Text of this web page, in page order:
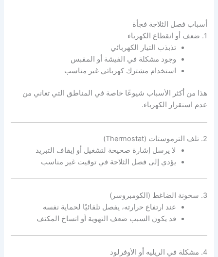
أسباب فصل الثلاجة فجأة
1. ضعف أو انقطاع الكهرباء
تذبذب التيار الكهربائي
وجود مشكلة في الفيشة أو المقبس
استخدام مشترك كهربائي غير مناسب
هذا من أكثر الأسباب شيوعًا خاصة في المناطق التي تعاني من
عدم استقرار الكهرباء.
2. تلف الثرموستات (Thermostat)
لا يرسل إشارة صحيحة لتشغيل أو إيقاف التبريد
يؤدي إلى فصل الثلاجة في توقيت غير مناسب
3. سخونة الضاغط (الكومبروسر)
عند ارتفاع حرارته، يفصل تلقائيًا لحماية نفسه
قد يكون السبب ضعف التهوية أو اتساخ المكثف
4. مشكلة في الريليه أو الأوفرلود